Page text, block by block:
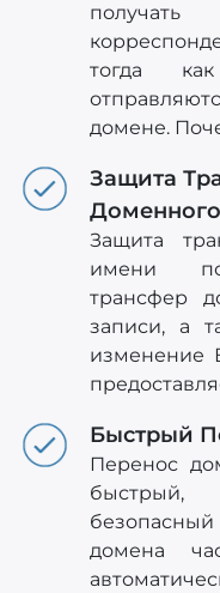
тогда
домене.
Защита
Защита
имени
трансфер
записи, а
изменение
Быстрый
Перенос
домена